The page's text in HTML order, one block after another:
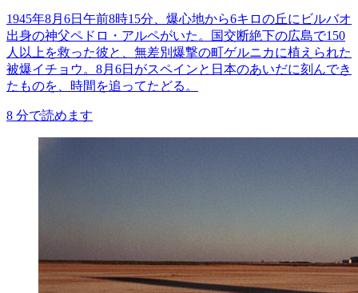
1945年8月6日午前8時15分、爆心地から6キロの丘にビルバオ
出身の神父ペドロ・アルペがいた。国交断絶下の広島で150
人以上を救った彼と、無差別爆撃の町ゲルニカに植えられた
被爆イチョウ。8月6日がスペインと日本のあいだに刻んでき
たものを、時間を追ってたどる。
8 分で読めます